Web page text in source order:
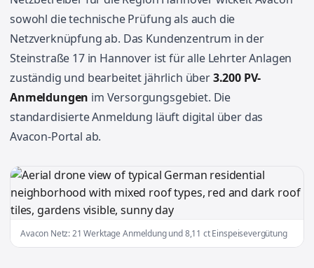
sowohl die technische Prüfung als auch die
Netzverknüpfung ab. Das Kundenzentrum in der
Steinstraße 17 in Hannover ist für alle Lehrter Anlagen
zuständig und bearbeitet jährlich über3.200 PV-
Anmeldungen im Versorgungsgebiet. Die
standardisierte Anmeldung läuft digital über das
Avacon-Portal ab.
Avacon Netz: 21 Werktage Anmeldung und 8,11 ct Einspeisevergütung